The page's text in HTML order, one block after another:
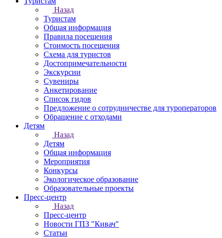
Назад
Туристам
Общая информация
Правила посещения
Стоимость посещения
Схема для туристов
Достопримечательности
Экскурсии
Сувениры
Анкетирование
Список гидов
Предложение о сотрудничестве для туроператоров
Обращение с отходами
Детям
Назад
Детям
Общая информация
Мероприятия
Конкурсы
Экологическое образование
Образовательные проекты
Пресс-центр
Назад
Пресс-центр
Новости ГПЗ "Кивач"
Статьи